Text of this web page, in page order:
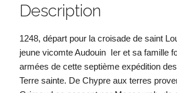
Description
1248, départ pour la croisade de saint
jeune vicomte Audouin Ier et sa famille
armées de cette septième expédition
Terre sainte. De Chypre aux terres